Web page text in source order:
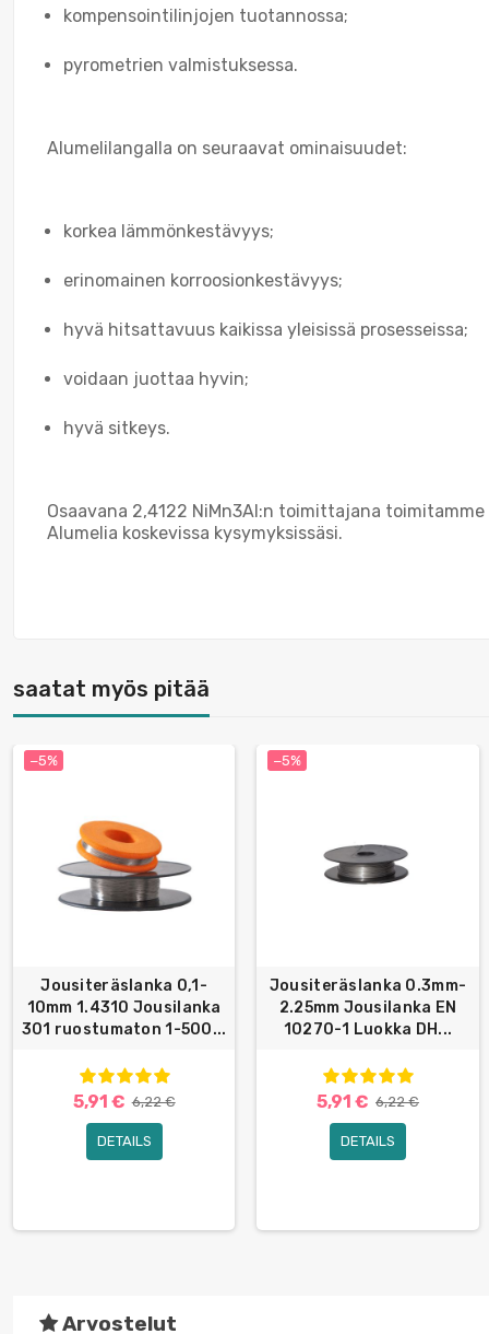
kompensointilinjojen tuotannossa;
pyrometrien valmistuksessa.
Alumelilangalla on seuraavat ominaisuudet:
korkea lämmönkestävyys;
erinomainen korroosionkestävyys;
hyvä hitsattavuus kaikissa yleisissä prosesseissa;
voidaan juottaa hyvin;
hyvä sitkeys.
Osaavana 2,4122 NiMn3Al:n toimittajana
Alumelia koskevissa kysymyksissäsi.
saatat myös pitää
−5%
Jousiteräslanka 0,1-
10mm 1.4310 Jousilanka
301 ruostumaton 1-500...
5,91 € 6,22 €
DETAILS
−5%
Jousiteräslanka 0.3mm-
2.25mm Jousilanka EN
10270-1 Luokka DH...
5,91 € 6,22 €
DETAILS
Arvostelut